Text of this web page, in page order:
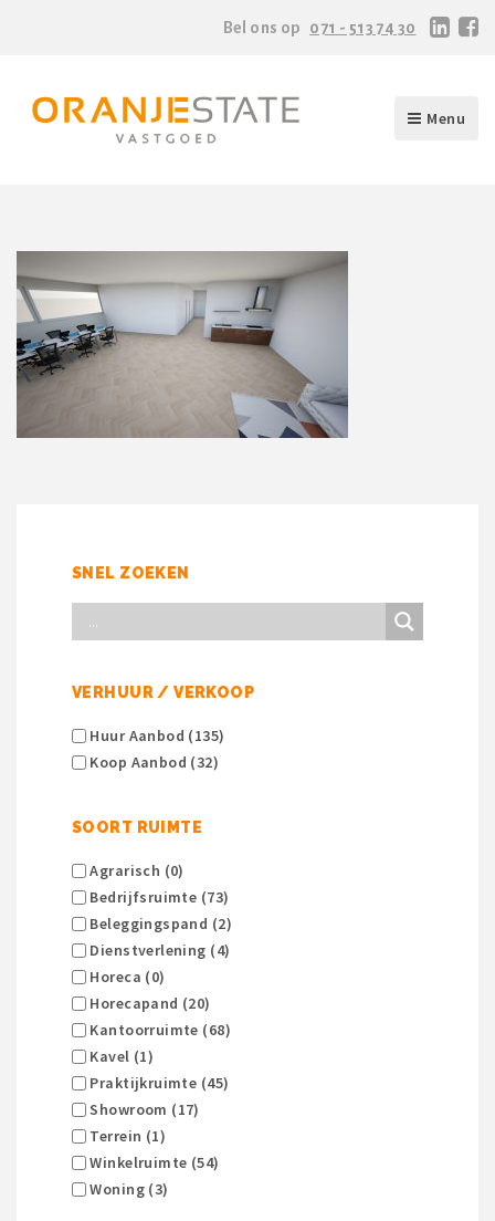
Bel ons op 071 - 513 74 30
Menu
SNEL ZOEKEN
VERHUUR / VERKOOP
Huur Aanbod (135)
Koop Aanbod (32)
SOORT RUIMTE
Agrarisch (0)
Bedrijfsruimte (73)
Beleggingspand (2)
Dienstverlening (4)
Horeca (0)
Horecapand (20)
Kantoorruimte (68)
Kavel (1)
Praktijkruimte (45)
Showroom (17)
Terrein (1)
Winkelruimte (54)
Woning (3)